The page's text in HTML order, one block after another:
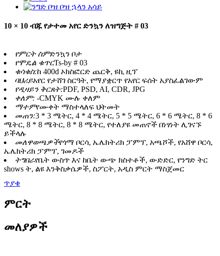
10 × 10 ብጁ የታተመ አየር ድንኳን ለዝግጅት # 03
የምርት ስምድንኳን ቦታ
የሞዴል ቁጥርTs-by # 03
ቁሳቁስ:ከ 400d ኦክስፎርድ ጨርቅ, ዩኪ ዚፕ
ባህሪይአየር የታሸገ ስርዓት, የማያቋርጥ የአየር ፍሰት አያስፈልገውም
የዲዛይን ቅርጸት:PDF, PSD, AI, CDR, JPG
ቀለም: -CMYK ሙሉ ቀለም
ማተምየሙቀት ማስተላለፍ ህትመት
መጠን:3 * 3 ሜትር, 4 * 4 ሜትር, 5 * 5 ሜትር, 6 * 6 ሜትር, 8 * 6
ሜትር, 8 * 8 ሜትር, 8 * 8 ሜትር, የተለያዩ መጠኖች በነፃነት ሊገናኙ
ይችላሉ
መለዋወጫዎችየጎማ ቦርሳ, ኤሌክትሪክ ፓምፕ, አጫሾች, የአሸዋ ቦርሳ,
ኤሌክትሪክ ፓምፕ, ገመዶች
ትግበራየቤት ውስጥ እና ከቤት ውጭ ክስተቶች, ውድድር, የንግድ ትር
shows ት, ልዩ እንቅስቃሴዎች, ስፖርት, አዲስ ምርት ማስጀመር
ጥያቄ
ምርት
መለያዎች